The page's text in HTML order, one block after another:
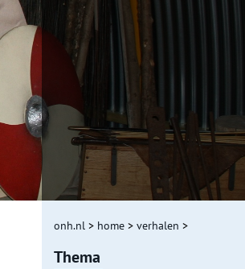
onh.nl > home > verhalen >
Thema